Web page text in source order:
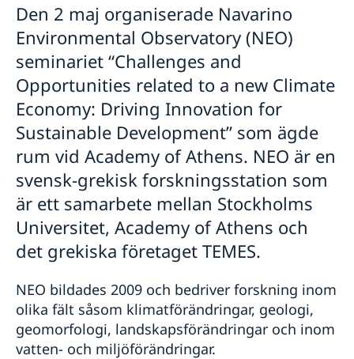
Den 2 maj organiserade Navarino
Environmental Observatory (NEO)
seminariet “Challenges and
Opportunities related to a new Climate
Economy: Driving Innovation for
Sustainable Development” som ägde
rum vid Academy of Athens. NEO är en
svensk-grekisk forskningsstation som
är ett samarbete mellan Stockholms
Universitet, Academy of Athens och
det grekiska företaget TEMES.
NEO bildades 2009 och bedriver forskning inom
olika fält såsom klimatförändringar, geologi,
geomorfologi, landskapsförändringar och inom
vatten- och miljöförändringar.